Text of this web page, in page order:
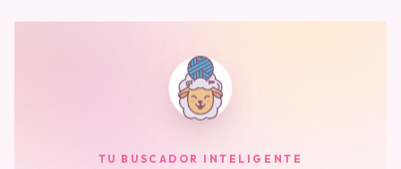
TU BUSCADOR INTELIGENTE